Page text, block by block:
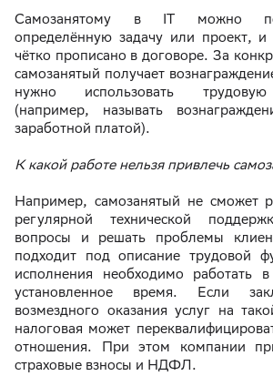
Самозанятому в IT можно
определённую задачу или проект,
чётко прописано в договоре. За
самозанятый получает
нужно использовать
(например, называть
заработной платой).
К какой работе нельзя привлечь
Например, самозанятый не сможет
регулярной технической
вопросы и решать проблемы
подходит под описание трудовой
исполнения необходимо работать
установленное время. Если
возмездного оказания услуг на
налоговая может
отношения. При этом компании
страховые взносы и НДФЛ.